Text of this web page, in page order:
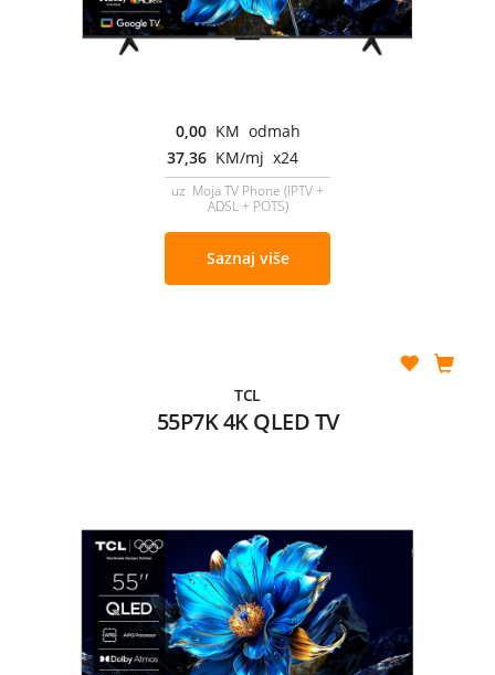
0,00 KM odmah
37,36 KM/mj x24
uz Moja TV Phone (IPTV +
ADSL + POTS)
Saznaj više
TCL
55P7K 4K QLED TV